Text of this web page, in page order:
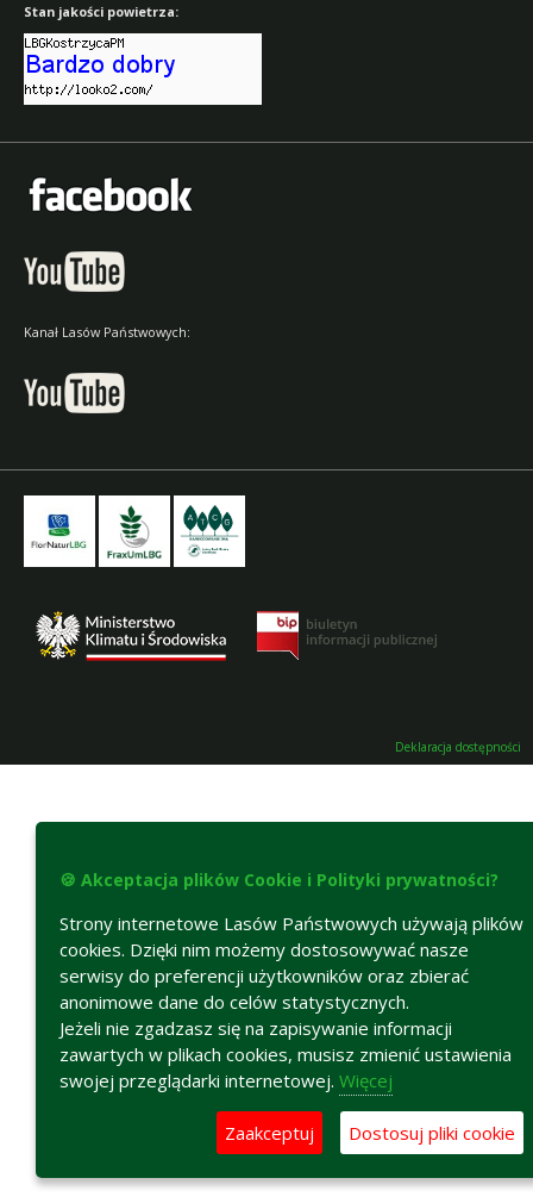
Stan jakości powietrza:
Kanał Lasów Państwowych:
Deklaracja dostępności
🍪 Akceptacja plików Cookie i Polityki prywatności?
Strony internetowe Lasów Państwowych używają plików
cookies. Dzięki nim możemy dostosowywać nasze
serwisy do preferencji użytkowników oraz zbierać
anonimowe dane do celów statystycznych.
Jeżeli nie zgadzasz się na zapisywanie informacji
zawartych w plikach cookies, musisz zmienić ustawienia
swojej przeglądarki internetowej. Więcej
Zaakceptuj Dostosuj pliki cookie